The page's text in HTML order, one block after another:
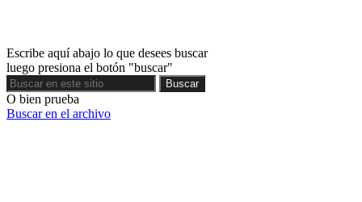
Escribe aquí abajo lo que desees buscar
luego presiona el botón "buscar"
Buscar
Buscar
O bien prueba
Buscar en el archivo